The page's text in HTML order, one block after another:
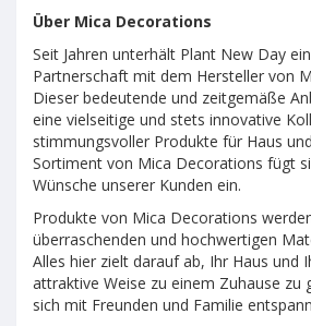
Über Mica Decorations
Seit Jahren unterhält Plant New Day
Partnerschaft mit dem Hersteller von
Dieser bedeutende und zeitgemäße
eine vielseitige und stets innovative
stimmungsvoller Produkte für Haus
Sortiment von Mica Decorations fügt
Wünsche unserer Kunden ein.
Produkte von Mica Decorations
überraschenden und hochwertigen
Alles hier zielt darauf ab, Ihr Haus und
attraktive Weise zu einem Zuhause zu
sich mit Freunden und Familie